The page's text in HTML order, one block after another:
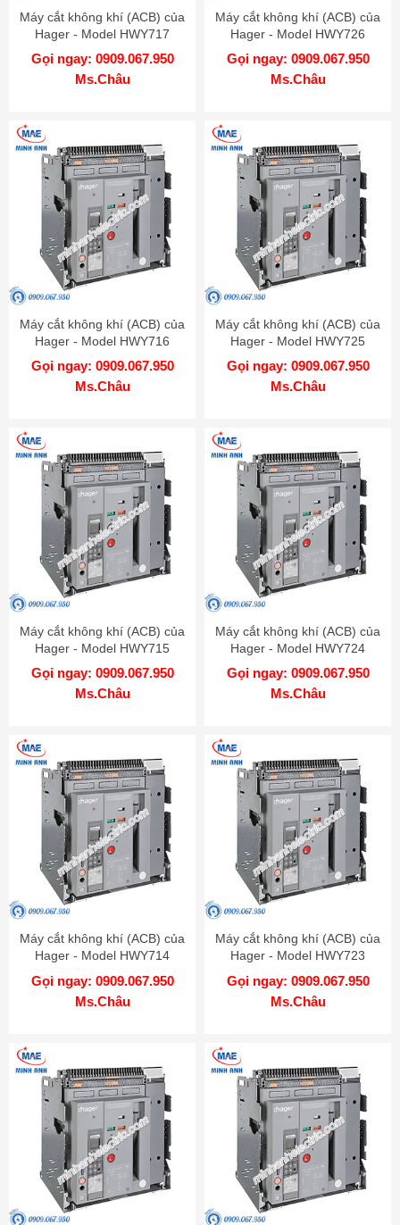
Máy cắt không khí (ACB) của
Hager - Model HWY717
Gọi ngay: 0909.067.950
Ms.Châu
Máy cắt không khí (ACB) của
Hager - Model HWY726
Gọi ngay: 0909.067.950
Ms.Châu
Máy cắt không khí (ACB) của
Hager - Model HWY716
Gọi ngay: 0909.067.950
Ms.Châu
Máy cắt không khí (ACB) của
Hager - Model HWY725
Gọi ngay: 0909.067.950
Ms.Châu
Máy cắt không khí (ACB) của
Hager - Model HWY715
Gọi ngay: 0909.067.950
Ms.Châu
Máy cắt không khí (ACB) của
Hager - Model HWY724
Gọi ngay: 0909.067.950
Ms.Châu
Máy cắt không khí (ACB) của
Hager - Model HWY714
Gọi ngay: 0909.067.950
Ms.Châu
Máy cắt không khí (ACB) của
Hager - Model HWY723
Gọi ngay: 0909.067.950
Ms.Châu